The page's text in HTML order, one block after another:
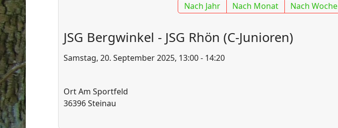
Nach Jahr Nach Monat Nach Woche
JSG Bergwinkel - JSG Rhön (C-Junioren)
Samstag, 20. September 2025, 13:00 - 14:20
OrtAm Sportfeld
36396 Steinau
anzeigen